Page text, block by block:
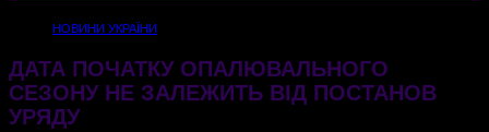
НОВИНИ УКРАЇНИ
ДАТА ПОЧАТКУ ОПАЛЮВАЛЬНОГО
СЕЗОНУ НЕ ЗАЛЕЖИТЬ ВІД ПОСТАНОВ
УРЯДУ